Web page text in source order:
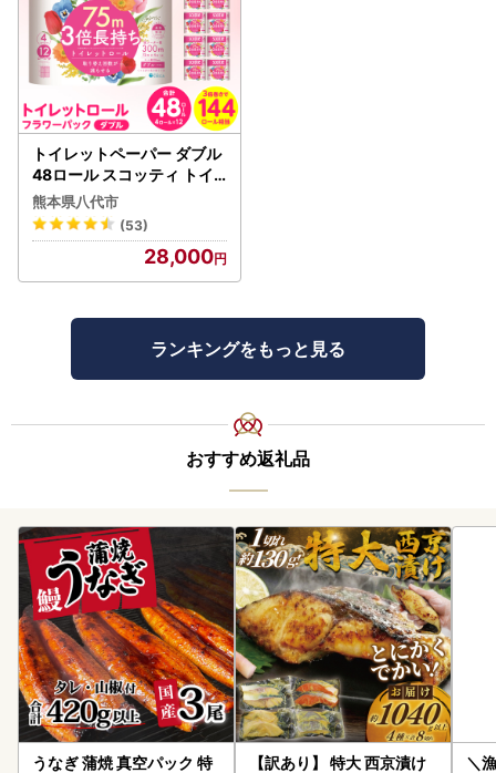
トイレットペーパー ダブル
48ロール スコッティ トイ
レット
熊本県八代市
(53)
28,000
ランキングをもっと見る
おすすめ返礼品
うなぎ 蒲焼 真空パック 特
【訳あり】 特大 西京漬け
＼